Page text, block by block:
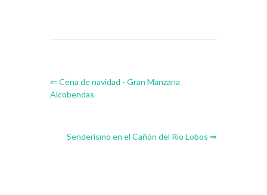
⇐ Cena de navidad - Gran Manzana
Alcobendas
Senderismo en el Cañón del Río Lobos ⇒